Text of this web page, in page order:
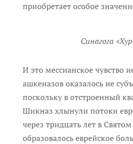
приобретает особое
Синагога
И это мессианское чувство
ашкеназов оказалось не
поскольку в отстроенный
Шикназ хлынули потоки
через тридцать лет в
образовалось еврейское